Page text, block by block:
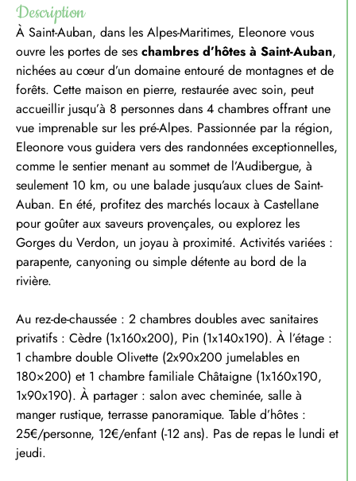
Description
À Saint-Auban, dans les Alpes-Maritimes, Eleonore vous
ouvre les portes de ses chambres d’hôtes à Saint-Auban,
nichées au cœur d’un domaine entouré de montagnes et de
forêts. Cette maison en pierre, restaurée avec soin, peut
accueillir jusqu’à 8 personnes dans 4 chambres offrant une
vue imprenable sur les pré-Alpes. Passionnée par la région,
Eleonore vous guidera vers des randonnées exceptionnelles,
comme le sentier menant au sommet de l’Audibergue, à
seulement 10 km, ou une balade jusqu’aux clues de Saint-
Auban. En été, profitez des marchés locaux à Castellane
pour goûter aux saveurs provençales, ou explorez les
Gorges du Verdon, un joyau à proximité. Activités variées :
parapente, canyoning ou simple détente au bord de la
rivière.
Au rez-de-chaussée : 2 chambres doubles avec sanitaires
privatifs : Cèdre (1x160x200), Pin (1x140x190). À l’étage :
1 chambre double Olivette (2x90x200 jumelables en
180×200) et 1 chambre familiale Châtaigne (1x160x190,
1x90x190). À partager : salon avec cheminée, salle à
manger rustique, terrasse panoramique. Table d’hôtes :
25€/personne, 12€/enfant (-12 ans). Pas de repas le lundi et
jeudi.